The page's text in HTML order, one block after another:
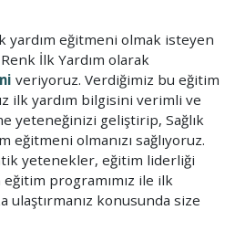
yardım eğitmeni olmak isteyen
Renk İlk Yardım olarak
veriyoruz. Verdiğimiz bu eğitim
ilk yardım bilgisini verimli ve
yeteneğinizi geliştirip, Sağlık
eğitmeni olmanızı sağlıyoruz.
yetenekler, eğitim liderliği
eğitim programımız ile ilk
ulaştırmanız konusunda size